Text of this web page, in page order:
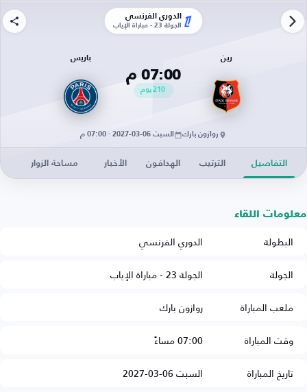
الدوري الفرنسي
الجولة 23 - مباراة الإياب
رين
07:00 م
210يوم
باريس
روازون بارك السبت 06-03-2027 · 07:00 م
التفاصيل الترتيب الهدافون الأخبار مساحة الزوار
معلومات اللقاء
البطولة
الدوري الفرنسي
الجولة
الجولة 23 - مباراة الإياب
ملعب المباراة
روازون بارك
وقت المباراة
07:00 مساءً
تاريخ المباراة
السبت 06-03-2027